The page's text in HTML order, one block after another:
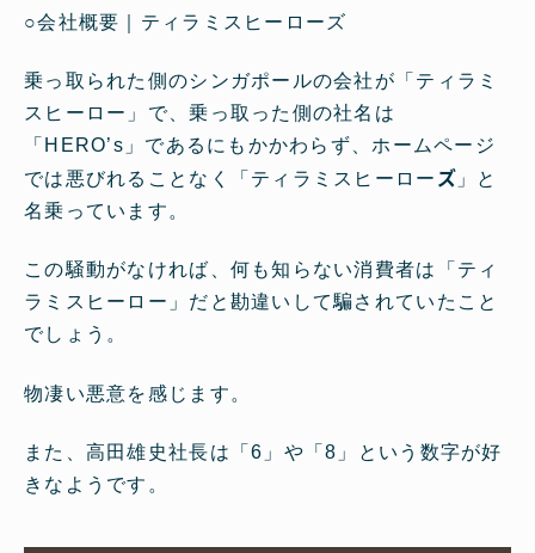
○会社概要｜ティラミスヒーローズ
乗っ取られた側のシンガポールの会社が「ティラミ
スヒーロー」で、乗っ取った側の社名は
「HERO’s」であるにもかかわらず、ホームページ
では悪びれることなく「ティラミスヒーロー ズ」と
名乗っています。
この騒動がなければ、何も知らない消費者は「ティ
ラミスヒーロー」だと勘違いして騙されていたこと
でしょう。
物凄い悪意を感じます。
また、高田雄史社長は「6」や「8」という数字が好
きなようです。